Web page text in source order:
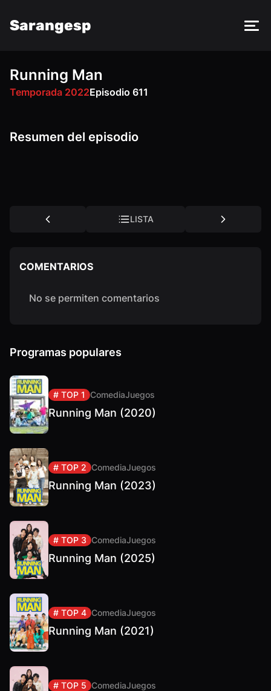
Sarangesp
Running Man
Temporada 2022Episodio 611
VK OK
Resumen del episodio
LISTA
COMENTARIOS
No se permiten comentarios
Programas populares
# TOP 1 ComediaJuegos
Running Man (2020)
# TOP 2 ComediaJuegos
Running Man (2023)
# TOP 3 ComediaJuegos
Running Man (2025)
# TOP 4 ComediaJuegos
Running Man (2021)
# TOP 5 ComediaJuegos